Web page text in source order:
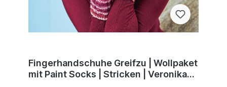
Fingerhandschuhe Greifzu | Wollpaket
mit Paint Socks | Stricken | Veronika